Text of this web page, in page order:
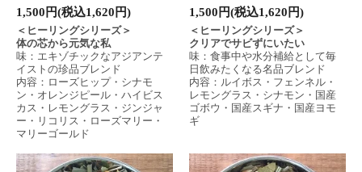
1,500円(税込1,620円)
＜ヒーリングシリーズ＞
体の芯から元気な私
味：エキゾチックなアジアンテ
イストの珍品ブレンド
内容：ローズヒップ・シナモ
ン・オレンジピール・ハイビス
カス・レモングラス・ジンジャ
ー・リコリス・ローズマリー・
マリーゴールド
1,500円(税込1,620円)
＜ヒーリングシリーズ＞
クリアでサビずにいたい
味：食事中や水分補給として毎
日飲みたくなる名品ブレンド
内容：ルイボス・フェンネル・
レモングラス・シナモン・国産
ゴボウ・国産スギナ・国産ヨモ
ギ